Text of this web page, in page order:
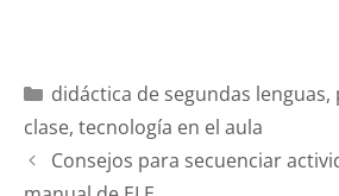
didáctica de segundas lenguas,
clase, tecnología en el aula
Consejos para secuenciar